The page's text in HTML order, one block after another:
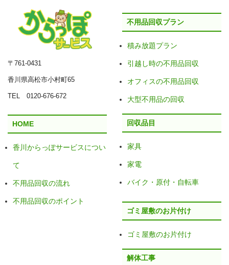
〒761-0431
香川県高松市小村町65
TEL 0120-676-672
HOME
香川からっぽサービスについ
て
不用品回収の流れ
不用品回収のポイント
不用品回収プラン
積み放題プラン
引越し時の不用品回収
オフィスの不用品回収
大型不用品の回収
回収品目
家具
家電
バイク・原付・自転車
ゴミ屋敷のお片付け
ゴミ屋敷のお片付け
解体工事